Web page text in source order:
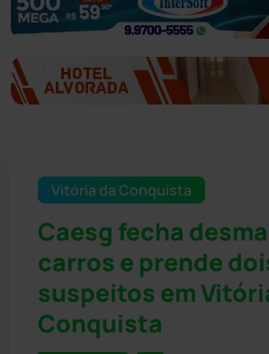
Vitória da Conquista
Caesg fecha
carros e prende
suspeitos em
Conquista